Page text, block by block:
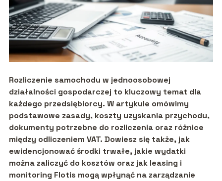
Rozliczenie samochodu w jednoosobowej
działalności gospodarczej to kluczowy temat dla
każdego przedsiębiorcy. W artykule omówimy
podstawowe zasady, koszty uzyskania przychodu,
dokumenty potrzebne do rozliczenia oraz różnice
między odliczeniem VAT. Dowiesz się także, jak
ewidencjonować środki trwałe, jakie wydatki
można zaliczyć do kosztów oraz jak leasing i
monitoring Flotis mogą wpłynąć na zarządzanie